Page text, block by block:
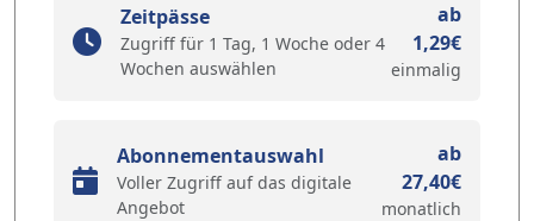
Zeitpässe
Zugriff für 1 Tag, 1 Woche oder 4
Wochen auswählen
ab
1,29€
einmalig
Abonnementauswahl
Voller Zugriff auf das digitale
Angebot
ab
27,40€
monatlich